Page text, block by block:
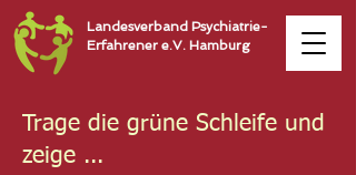
Landesverband Psychiatrie-
Erfahrener e.V. Hamburg
Trage die grüne Schleife und
zeige ...